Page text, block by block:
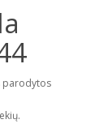
parodytos